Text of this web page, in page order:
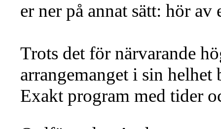
er ner på annat sätt: hör
Trots det för närvarande
arrangemanget i sin
Exakt program med tider